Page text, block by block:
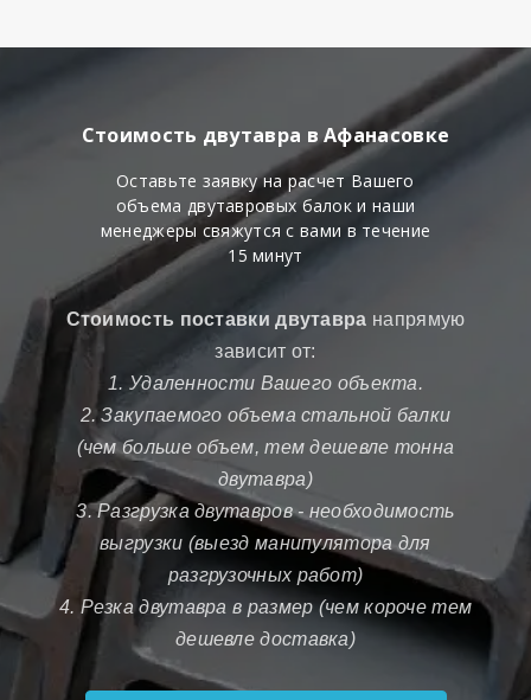
Стоимость двутавра в Афанасовке
Оставьте заявку на расчет Вашего
объема двутавровых балок и наши
менеджеры свяжутся с вами в течение
15 минут
Стоимость поставки двутавра напрямую
зависит от:
1. Удаленности Вашего объекта.
2. Закупаемого объема стальной балки
(чем больше объем, тем дешевле тонна
двутавра)
3. Разгрузка двутавров - необходимость
выгрузки (выезд манипулятора для
разгрузочных работ)
4. Резка двутавра в размер (чем короче тем
дешевле доставка)